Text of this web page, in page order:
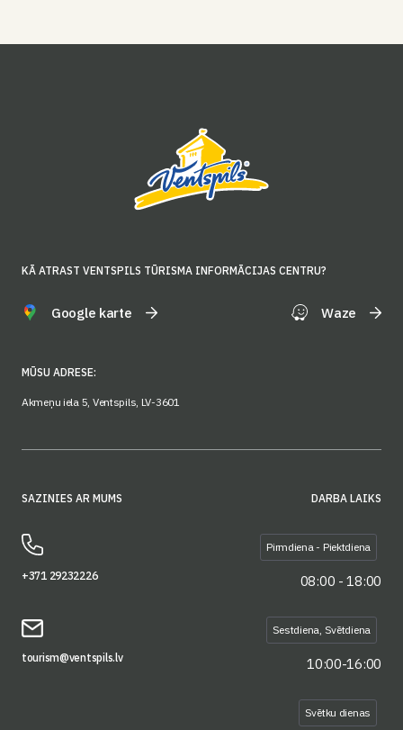
KĀ ATRAST VENTSPILS TŪRISMA INFORMĀCIJAS CENTRU?
Google karte Waze
MŪSU ADRESE:
Akmeņu iela 5, Ventspils, LV-3601
SAZINIES AR MUMS
+371 29232226
tourism@ventspils.lv
DARBA LAIKS
Pirmdiena - Piektdiena
08:00 - 18:00
Sestdiena, Svētdiena
10:00-16:00
Svētku dienas